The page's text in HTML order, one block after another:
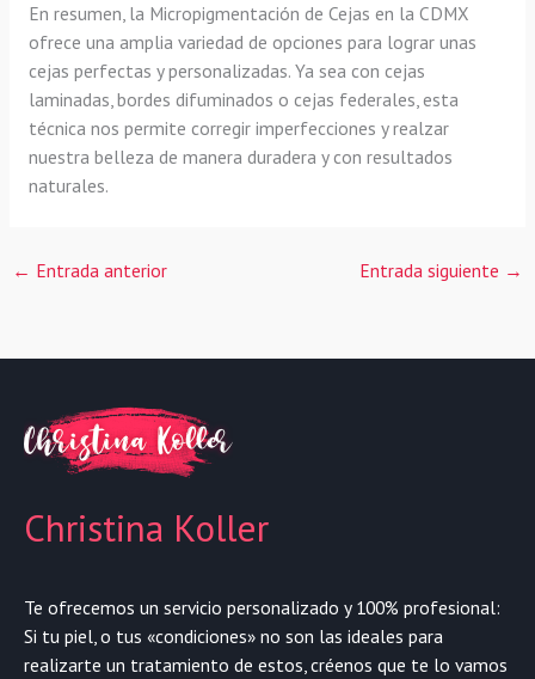
En resumen, la Micropigmentación de Cejas en la CDMX
ofrece una amplia variedad de opciones para lograr unas
cejas perfectas y personalizadas. Ya sea con cejas
laminadas, bordes difuminados o cejas federales, esta
técnica nos permite corregir imperfecciones y realzar
nuestra belleza de manera duradera y con resultados
naturales.
← Entrada anterior Entrada siguiente →
Christina Koller
Te ofrecemos un servicio personalizado y 100% profesional:
Si tu piel, o tus «condiciones» no son las ideales para
realizarte un tratamiento de estos, créenos que te lo vamos